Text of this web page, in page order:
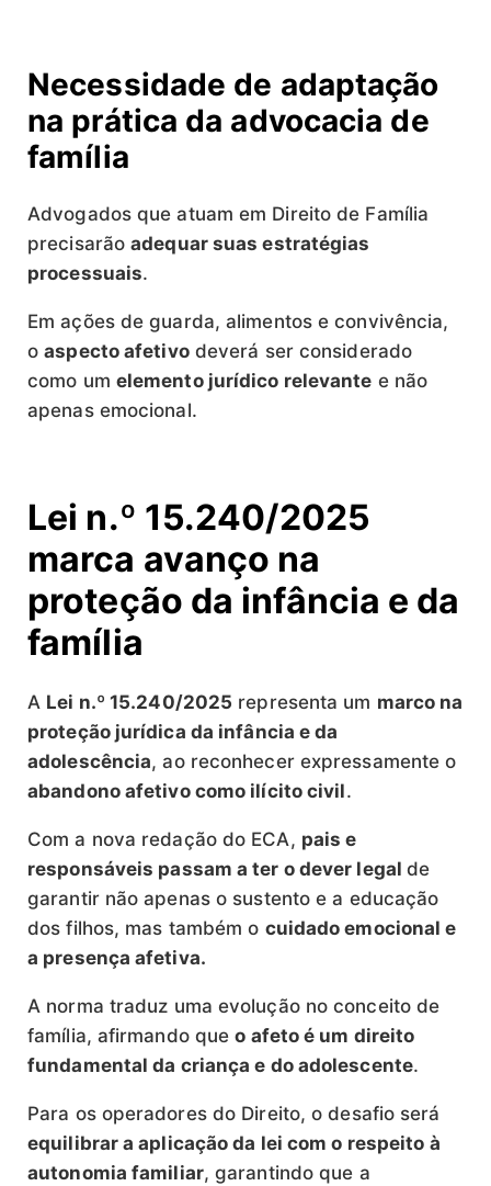
Necessidade de adaptação
na prática da advocacia de
família
Advogados que atuam em Direito de Família
precisarãoadequar suas estratégias
processuais.
Em ações de guarda, alimentos e convivência,
oaspecto afetivodeverá ser considerado
como um elemento jurídico relevante e não
apenas emocional.
Lei n.º 15.240/2025
marca avanço na
proteção da infância e da
família
A Lei n.º 15.240/2025 representa um marco na
proteção jurídica da infância e da
adolescência, ao reconhecer expressamente o
abandono afetivo como ilícito civil.
Com a nova redação do ECA, pais e
responsáveis passam a ter o dever legalde
garantir não apenas o sustento e a educação
dos filhos, mas também o cuidado emocional e
a presença afetiva.
A norma traduz uma evolução no conceito de
família, afirmando queo afeto é um direito
fundamental da criança e do adolescente.
Para os operadores do Direito, o desafio será
equilibrar a aplicação da lei com o respeito à
autonomia familiar, garantindo que a